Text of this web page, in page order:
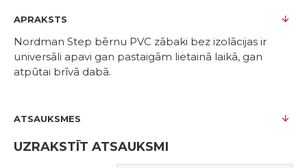
APRAKSTS
Nordman Step bērnu PVC zābaki bez izolācijas ir
universāli apavi gan pastaigām lietainā laikā, gan
atpūtai brīvā dabā.
ATSAUKSMES
UZRAKSTĪT ATSAUKSMI